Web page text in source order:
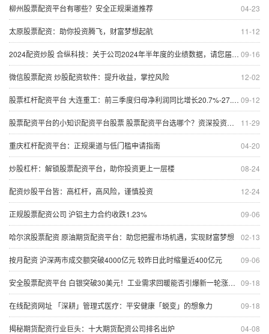
04-23
柳州股票配资平台有哪些？安全正规渠道推荐
11-12
太原股票配资：助你投资腾飞，财富梦想起航
09-16
2024配资炒股 合纵科技：关于公司2024年半年度的业绩数据，请您届时关注公司披露的《2024年半年度报告》
12-02
微信股票配资 炒股配资软件：提升收益，掌控风险
09-12
股票杠杆配资平台 大连重工：前三季度归母净利润同比增长20.7%-27.05%
11-29
股票配资平台的小知识配资平台股票 股票配资平台选哪个？资深投资者推荐
04-20
重庆杠杆配资平台：正规渠道与低门槛申请指南
08-24
炒股杠杆：解锁股票配资平台，助你投资更上一层楼
12-24
配资炒股平台皆：高杠杆，高风险，谨慎投资
09-06
正规股票配资公司 沪铝主力合约收跌1.23%
02-13
哈尔滨股票配资 原油期货配资平台：助您把握市场机遇，实现财富梦想
09-06
按月配资 沪深两市成交额突破4000亿元 较昨日此时缩量近400亿元
09-18
安全股票配资平台 白银突破30美元！工业需求回暖能否引爆新一轮涨势？
09-18
在线配资网址 「深耕」管理式医疗：平安健康「蜕变」的想象力
04-08
揭秘期货配资行业巨头：十大期货配资公司排名出炉